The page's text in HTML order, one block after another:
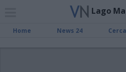
Lago
Home News 24 Cerca